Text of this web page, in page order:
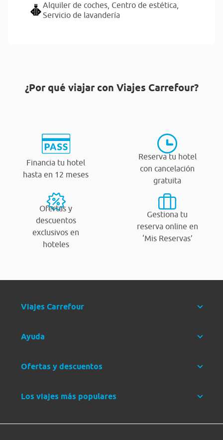
Alquiler de coches, Centro de estética,
Servicio de lavandería
¿Por qué viajar con Viajes Carrefour?
Financia tu hotel
hasta en 12 meses
Reserva tu hotel
con cancelación
gratuita
Ofertas y
descuentos
exclusivos en
hoteles
Gestiona tu
reserva online en
‘Mis Reservas’
Viajes Carrefour
Ayuda
Ofertas y descuentos
Los viajes más populares